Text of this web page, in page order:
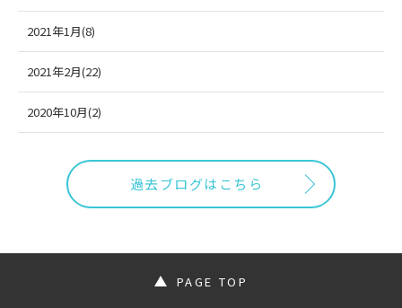
2021年1月(8)
2021年2月(22)
2020年10月(2)
過去ブログはこちら
PAGE TOP